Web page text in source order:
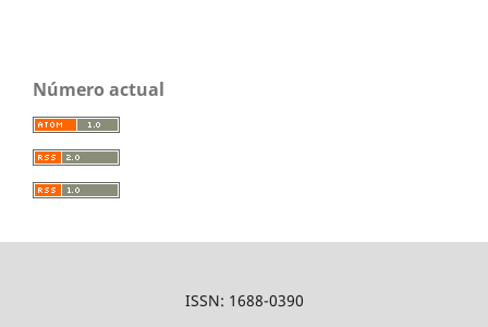
Número actual
ISSN: 1688-0390